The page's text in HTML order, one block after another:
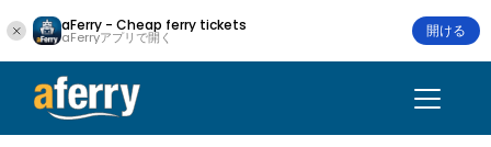
aFerry - Cheap ferry tickets
aFerryアプリで開く 開ける